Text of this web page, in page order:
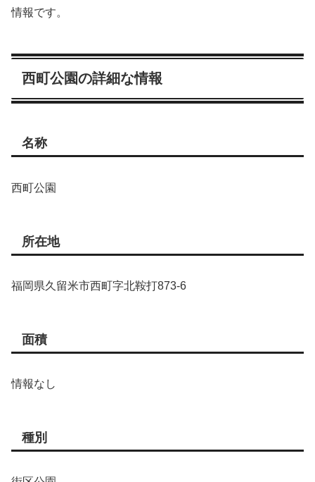
情報です。
西町公園の詳細な情報
名称
西町公園
所在地
福岡県久留米市西町字北鞍打873-6
面積
情報なし
種別